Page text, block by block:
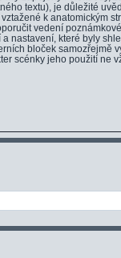
textu), je důležité
k anatomickým
vedení
nastavení, které byly
bloček samozřejmě
scénky jeho použití ne